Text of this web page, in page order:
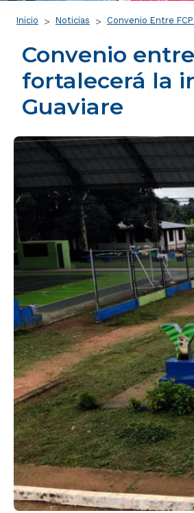
Ruta de navegación
Inicio Noticias Convenio Entre
Convenio
fortalecerá la
Guaviare